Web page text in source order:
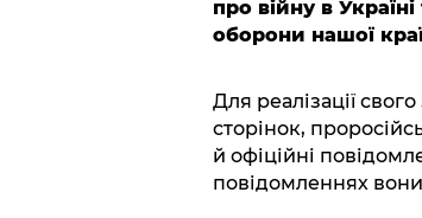
про війну в
оборони нашої
Для реалізації
сторінок,
й офіційні
повідомленнях